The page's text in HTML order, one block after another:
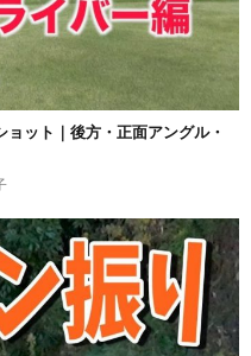
ット｜後方・正面アングル・